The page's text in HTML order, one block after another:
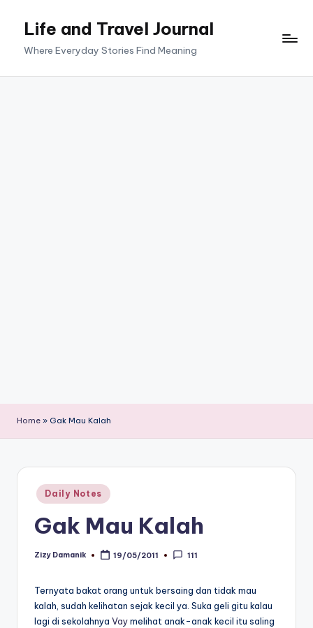
Life and Travel Journal
Where Everyday Stories Find Meaning
Home » Gak Mau Kalah
Posted
in
Daily Notes
Gak Mau Kalah
Posted
Zizy Damanik 19/05/2011 111
Ternyata bakat orang untuk bersaing dan tidak mau
kalah, sudah kelihatan sejak kecil ya. Suka geli gitu kalau
lagi di sekolahnya Vaymelihat anak-anak kecil itu saling